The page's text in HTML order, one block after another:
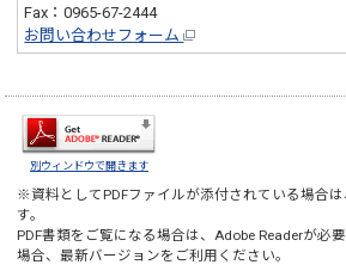
Fax：0965-67-2444
お問い合わせフォーム
別ウィンドウで開きます
※資料としてPDFファイルが添付されている場合は
す。
PDF書類をご覧になる場合は、 Adobe Readerが必
場合、最新バージョンをご利用ください。